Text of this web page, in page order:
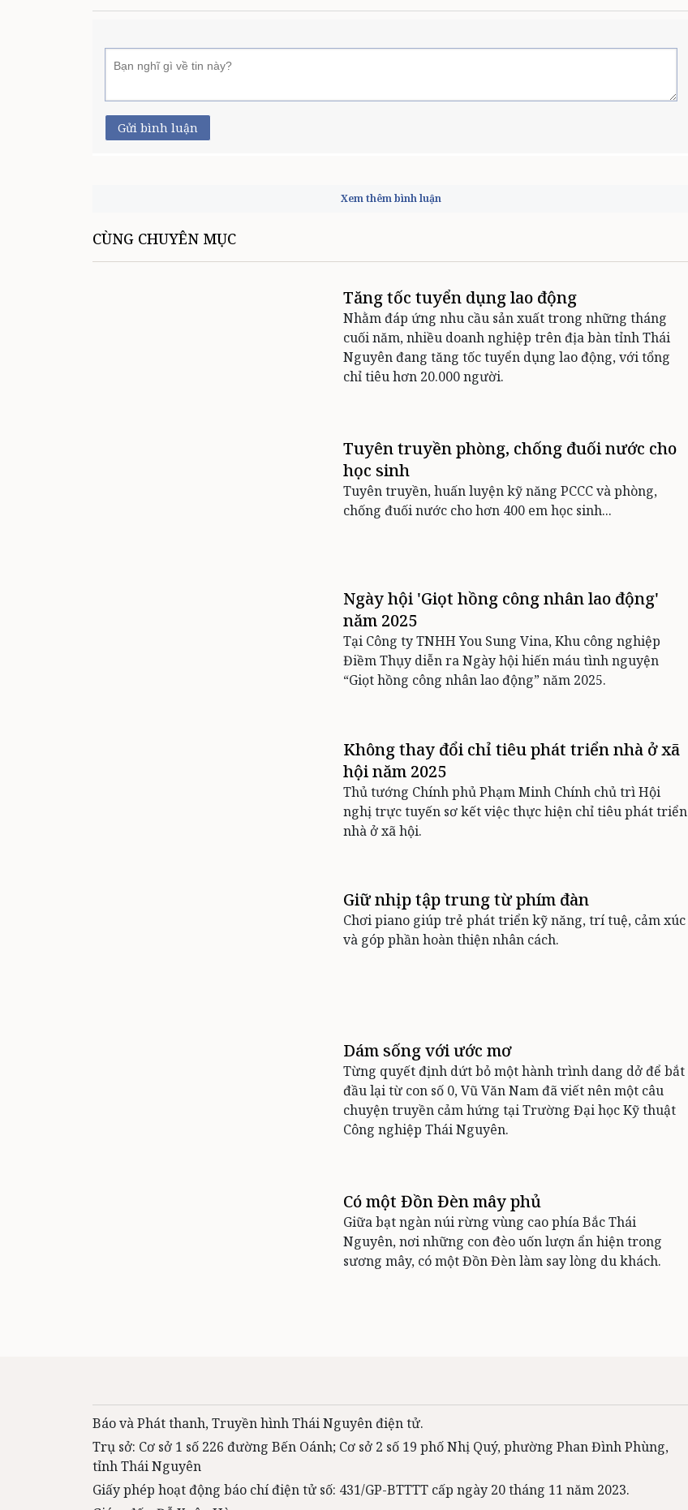
Gửi bình luận
Xem thêm bình luận
CÙNG CHUYÊN MỤC
Tăng tốc tuyển dụng lao động
Nhằm đáp ứng nhu cầu sản xuất trong những tháng
cuối năm, nhiều doanh nghiệp trên địa bàn tỉnh Thái
Nguyên đang tăng tốc tuyển dụng lao động, với tổng
chỉ tiêu hơn 20.000 người.
Tuyên truyền phòng, chống đuối nước cho
học sinh
Tuyên truyền, huấn luyện kỹ năng PCCC và phòng,
chống đuối nước cho hơn 400 em học sinh...
Ngày hội 'Giọt hồng công nhân lao động'
năm 2025
Tại Công ty TNHH You Sung Vina, Khu công nghiệp
Điềm Thụy diễn ra Ngày hội hiến máu tình nguyện
“Giọt hồng công nhân lao động” năm 2025.
Không thay đổi chỉ tiêu phát triển nhà ở xã
hội năm 2025
Thủ tướng Chính phủ Phạm Minh Chính chủ trì Hội
nghị trực tuyến sơ kết việc thực hiện chỉ tiêu phát triển
nhà ở xã hội.
Giữ nhịp tập trung từ phím đàn
Chơi piano giúp trẻ phát triển kỹ năng, trí tuệ, cảm xúc
và góp phần hoàn thiện nhân cách.
Dám sống với ước mơ
Từng quyết định dứt bỏ một hành trình dang dở để bắt
đầu lại từ con số 0, Vũ Văn Nam đã viết nên một câu
chuyện truyền cảm hứng tại Trường Đại học Kỹ thuật
Công nghiệp Thái Nguyên.
Có một Đồn Đèn mây phủ
Giữa bạt ngàn núi rừng vùng cao phía Bắc Thái
Nguyên, nơi những con đèo uốn lượn ẩn hiện trong
sương mây, có một Đồn Đèn làm say lòng du khách.
Báo và Phát thanh, Truyền hình Thái Nguyên điện tử.
Trụ sở: Cơ sở 1 số 226 đường Bến Oánh; Cơ sở 2 số 19 phố Nhị Quý, phường Phan Đình Phùng,
tỉnh Thái Nguyên
Giấy phép hoạt động báo chí điện tử số: 431/GP-BTTTT cấp ngày 20 tháng 11 năm 2023.